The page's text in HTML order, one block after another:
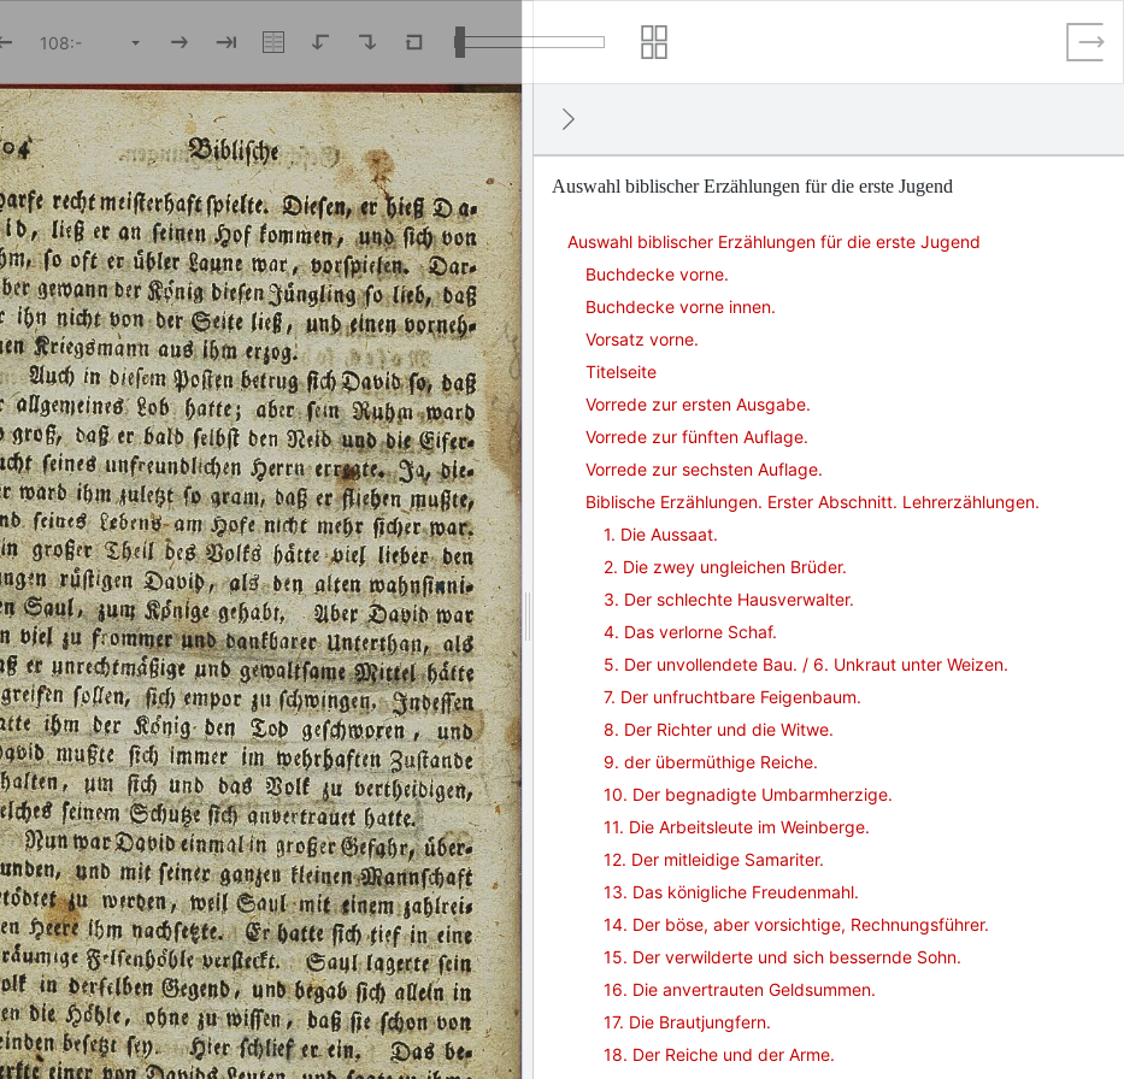
Auswahl biblischer Erzählungen für die erste Jugend
Auswahl biblischer Erzählungen für die erste Jugend
Buchdecke vorne.
Buchdecke vorne innen.
Vorsatz vorne.
Titelseite
Vorrede zur ersten Ausgabe.
Vorrede zur fünften Auflage.
Vorrede zur sechsten Auflage.
Biblische Erzählungen. Erster Abschnitt. Lehrerzählungen.
1. Die Aussaat.
2. Die zwey ungleichen Brüder.
3. Der schlechte Hausverwalter.
4. Das verlorne Schaf.
5. Der unvollendete Bau. / 6. Unkraut unter Weizen.
7. Der unfruchtbare Feigenbaum.
8. Der Richter und die Witwe.
9. der übermüthige Reiche.
10. Der begnadigte Umbarmherzige.
11. Die Arbeitsleute im Weinberge.
12. Der mitleidige Samariter.
13. Das königliche Freudenmahl.
14. Der böse, aber vorsichtige, Rechnungsführer.
15. Der verwilderte und sich bessernde Sohn.
16. Die anvertrauten Geldsummen.
17. Die Brautjungfern.
18. Der Reiche und der Arme.